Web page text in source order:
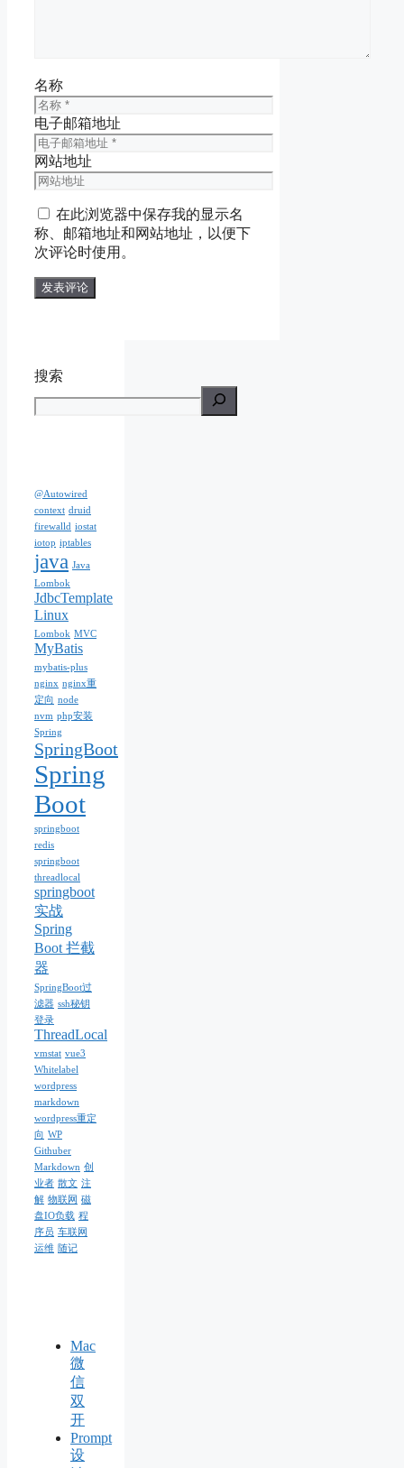
名称
电子邮箱地址
网站地址
在此浏览器中保存我的显示名
称、邮箱地址和网站地址，以便下
次评论时使用。
搜索
@Autowired
context druid
firewalld iostat
iotop iptables
java Java
Lombok
JdbcTemplate
Linux
Lombok MVC
MyBatis
mybatis-plus
nginx nginx重
定向 node
nvm php安装
Spring
SpringBoot
Spring
Boot
springboot
redis
springboot
threadlocal
springboot
实战
Spring
Boot 拦截
器
SpringBoot过
滤器 ssh秘钥
登录
ThreadLocal
vmstat vue3
Whitelabel
wordpress
markdown
wordpress重定
向 WP
Githuber
Markdown 创
业者 散文 注
解 物联网 磁
盘IO负载 程
序员 车联网
运维 随记
Mac
微
信
双
开
Prompt
设